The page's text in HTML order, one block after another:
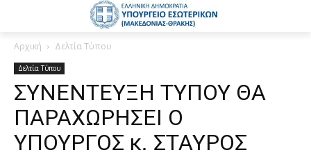
Αρχική Δελτία Τύπου
Δελτία Τύπου
ΣΥΝΕΝΤΕΥΞΗ ΤΥΠΟΥ ΘΑ
ΠΑΡΑΧΩΡΗΣΕΙ Ο
ΥΠΟΥΡΓΟΣ κ. ΣΤΑΥΡΟΣ